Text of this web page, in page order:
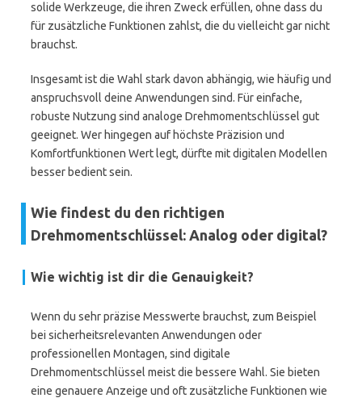
solide Werkzeuge, die ihren Zweck erfüllen, ohne dass du
für zusätzliche Funktionen zahlst, die du vielleicht gar nicht
brauchst.
Insgesamt ist die Wahl stark davon abhängig, wie häufig und
anspruchsvoll deine Anwendungen sind. Für einfache,
robuste Nutzung sind analoge Drehmomentschlüssel gut
geeignet. Wer hingegen auf höchste Präzision und
Komfortfunktionen Wert legt, dürfte mit digitalen Modellen
besser bedient sein.
Wie findest du den richtigen
Drehmomentschlüssel: Analog oder digital?
Wie wichtig ist dir die Genauigkeit?
Wenn du sehr präzise Messwerte brauchst, zum Beispiel
bei sicherheitsrelevanten Anwendungen oder
professionellen Montagen, sind digitale
Drehmomentschlüssel meist die bessere Wahl. Sie bieten
eine genauere Anzeige und oft zusätzliche Funktionen wie